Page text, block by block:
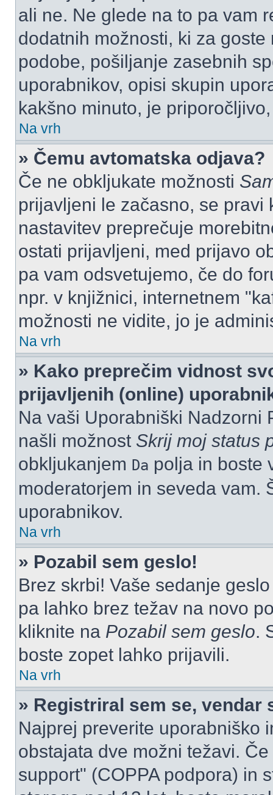
ali ne. Ne glede na to pa vam
dodatnih možnosti, ki za
podobe, pošiljanje zasebnih
uporabnikov, opisi skupin
kakšno minuto, je
Na vrh
» Čemu avtomatska odjava?
Če ne obkljukate možnosti
prijavljeni le začasno, se pravi
nastavitev preprečuje
ostati prijavljeni, med prijavo
pa vam odsvetujemo, če do
npr. v knjižnici, internetnem
možnosti ne vidite, jo je
Na vrh
» Kako preprečim vidnost
prijavljenih (online)
Na vaši Uporabniški Nadzorni
našli možnost Skrij moj status
obkljukanjem Da polja in boste
moderatorjem in seveda vam.
uporabnikov.
Na vrh
» Pozabil sem geslo!
Brez skrbi! Vaše sedanje
pa lahko brez težav na novo
kliknite na Pozabil sem geslo.
boste zopet lahko prijavili.
Na vrh
» Registriral sem se, vendar
Najprej preverite uporabniško
obstajata dve možni težavi.
support" (COPPA podpora) in